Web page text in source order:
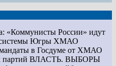
«Коммунисты России» идут
Югры ХМАО
мандаты в Госдуме от ХМАО
партий ВЛАСТЬ. ВЫБОРЫ